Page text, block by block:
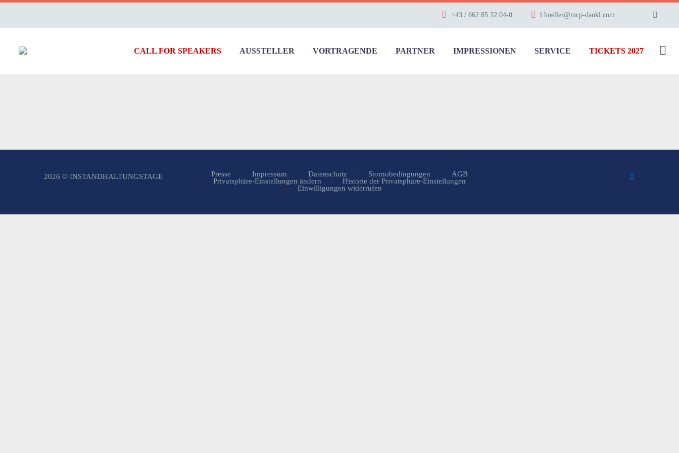
+43 / 662 85 32 04-0 l.hoeller@mcp-dankl.com
CALL FOR SPEAKERS AUSSTELLER VORTRAGENDE PARTNER IMPRESSIONEN SERVICE TICKETS 2027
Presse Impressum Datenschutz Stornobedingungen
AGB
Privatsphäre-Einstellungen ändern
Historie der Privatsphäre-Einstellungen
Einwilligungen widerrufen
2026 © INSTANDHALTUNGSTAGE